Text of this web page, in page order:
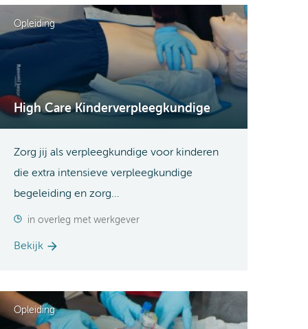
Opleiding
High Care Kinderverpleegkundige
Zorg jij als verpleegkundige voor kinderen
die extra intensieve verpleegkundige
begeleiding en zorg...
in overleg met werkgever
Bekijk
Opleiding